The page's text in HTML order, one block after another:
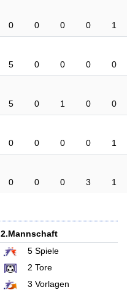
0 0 0 0 1
5 0 0 0 0
5 0 1 0 0
0 0 0 0 1
0 0 0 3 1
2.Mannschaft
5Spiele
2 Tore
3 Vorlagen